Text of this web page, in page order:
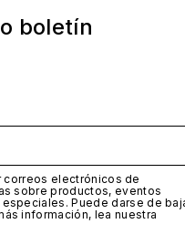
boletín
correos electrónicos de
sobre productos, eventos
Puede darse de
información, lea nuestra